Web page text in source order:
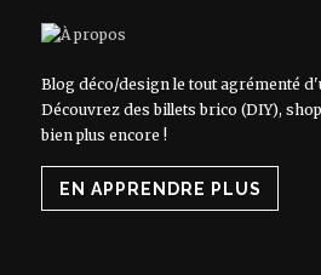
Blog déco/design le tout agrémenté
Découvrez des billets brico (DIY),
bien plus encore !
EN APPRENDRE PLUS